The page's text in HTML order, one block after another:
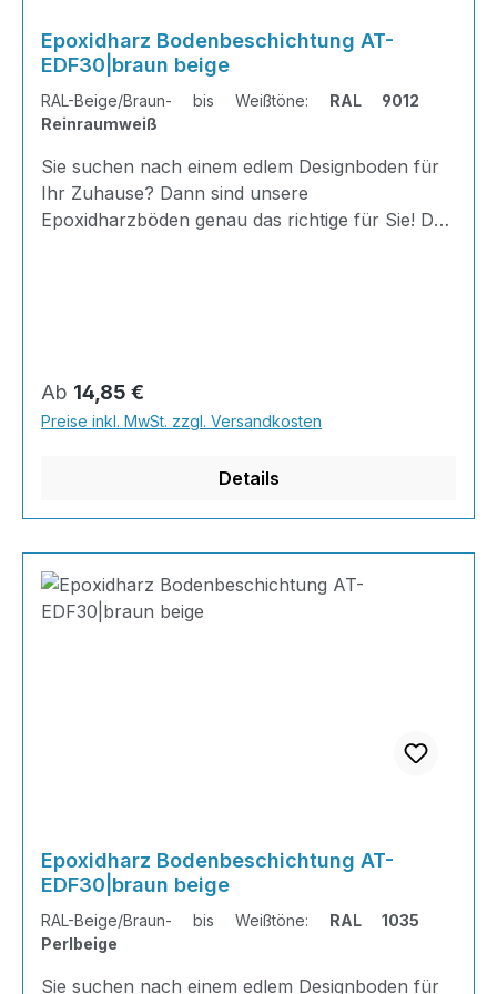
Epoxidharz Bodenbeschichtung AT-
EDF30|braun beige
RAL-Beige/Braun- bis Weißtöne: RAL 9012
Reinraumweiß
Sie suchen nach einem edlem Designboden für
Ihr Zuhause? Dann sind unsere
Epoxidharzböden genau das richtige für Sie! Der
Farbkombinationen sind möglich. Von edlen
Naturtönen bis knallig-bunt ist alles möglich!
Wenn Sie eine farbige Bodenbeschichtung
Regulärer Preis:
Ab 14,85 €
Preise inkl. MwSt. zzgl. Versandkosten
Details
Epoxidharz Bodenbeschichtung AT-
EDF30|braun beige
RAL-Beige/Braun- bis Weißtöne: RAL 1035
Perlbeige
Sie suchen nach einem edlem Designboden für